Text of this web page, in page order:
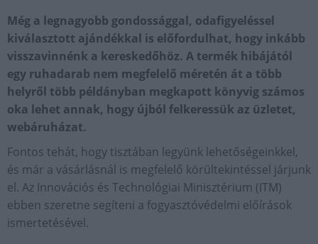
Még a legnagyobb gondossággal, odafigyeléssel
kiválasztott ajándékkal is előfordulhat, hogy inkább
visszavinnénk a kereskedőhöz. A termék hibájától
egy ruhadarab nem megfelelő méretén át a több
helyről több példányban megkapott könyvig számos
oka lehet annak, hogy újból felkeressük az üzletet,
webáruházat.
Fontos tehát, hogy tisztában legyünk lehetőségeinkkel,
és már a vásárlásnál is megfelelő körültekintéssel járjunk
el. Az Innovációs és Technológiai Minisztérium (ITM)
ebben szeretne segíteni a fogyasztóvédelmi előírások
ismertetésével.